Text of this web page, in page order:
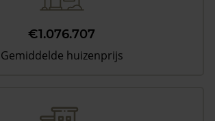
€1.076.707
Gemiddelde huizenprijs